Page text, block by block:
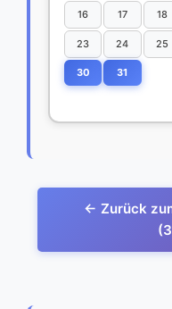
16 17 18
23 24 25
30 31
← Zurück